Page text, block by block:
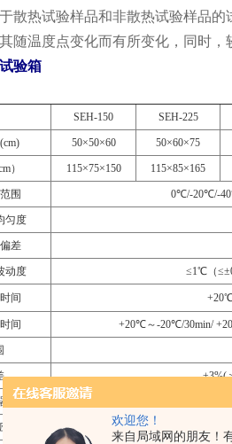
欢迎您！
来自局域网的朋友！
散热试验样品和非散热试验样品
随温度点变化而有所变化，同时
验箱
SEH-150 SEH-225
50×50×60 50×60×75
） 115×75×150 115×85×165
围 0℃/-20℃/-
匀度
差
动度 ≤1℃（
间 +20℃
间 +20℃～-20℃/30min/
±3%(
中文彩色触摸
性 *的设计